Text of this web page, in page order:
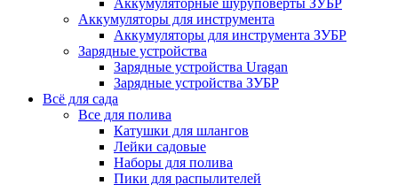
Аккумуляторные шуруповерты ЗУБР
Аккумуляторы для инструмента
Аккумуляторы для инструмента ЗУБР
Зарядные устройства
Зарядные устройства Uragan
Зарядные устройства ЗУБР
Всё для сада
Все для полива
Катушки для шлангов
Лейки садовые
Наборы для полива
Пики для распылителей